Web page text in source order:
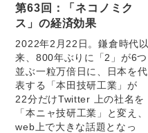
第63回：「ネコノミク
ス」の経済効果
2022年2月22日。鎌倉時代以
来、800年ぶりに「2」が6つ
並ぶ一粒万倍日に、日本を代
表する「本田技研工業」が
22分だけTwitter 上の社名を
「本ニャ技研工業」と変え、
web上で大きな話題となっ